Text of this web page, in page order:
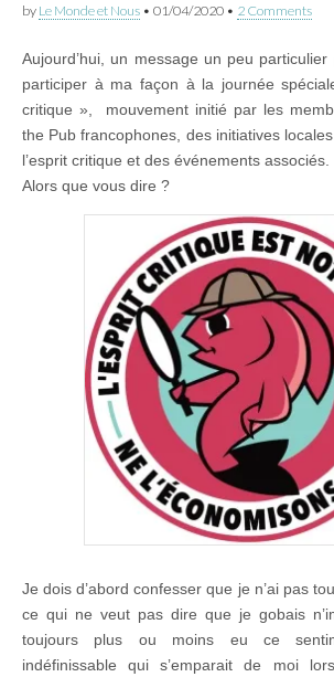
by Le Monde et Nous • 01/04/2020 • 2 Comments
Aujourd’hui, un message un peu
participer à ma façon à la journée
critique », mouvement initié par les
the Pub francophones, des initiatives
l’esprit critique et des événements associés.
Alors que vous dire ?
Je dois d’abord confesser que je n’ai pas
ce qui ne veut pas dire que je gobais
toujours plus ou moins eu ce
indéfinissable qui s’emparait de moi